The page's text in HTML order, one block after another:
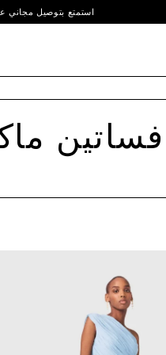
استمتع بتوصيل مجاني
ا
م
فساتين